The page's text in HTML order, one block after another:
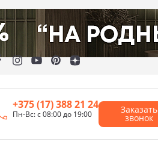
+375 (17) 388 21 24
Пн-Вс: с 08:00 до 19:00 Заказать
звонок